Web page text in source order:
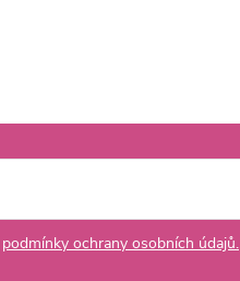
podmínky ochrany osobních údajů.